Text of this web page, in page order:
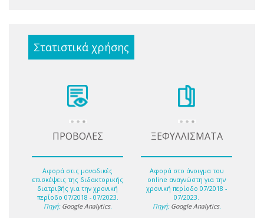
Στατιστικά χρήσης
ΠΡΟΒΟΛΕΣ
Αφορά στις μοναδικές
επισκέψεις της διδακτορικής
διατριβής για την χρονική
περίοδο 07/2018 - 07/2023.
Πηγή: Google Analytics.
ΞΕΦΥΛΛΙΣΜΑΤΑ
Αφορά στο άνοιγμα του
online αναγνώστη για την
χρονική περίοδο 07/2018 -
07/2023.
Πηγή: Google Analytics.